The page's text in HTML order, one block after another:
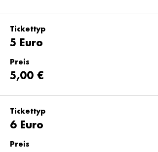
Tickettyp
5 Euro
Preis
5,00 €
Tickettyp
6 Euro
Preis